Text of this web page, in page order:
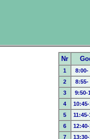
Nr
1 8:00-
2
8:55-
3
9:50-
4
5
6
7